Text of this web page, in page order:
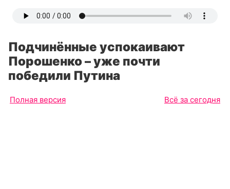
Подчинённые успокаивают
Порошенко – уже почти
победили Путина
Полная версия Всё за сегодня